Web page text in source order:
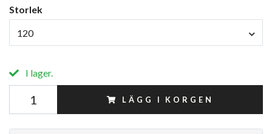
Storlek
120
I lager.
LÄGG I KORGEN